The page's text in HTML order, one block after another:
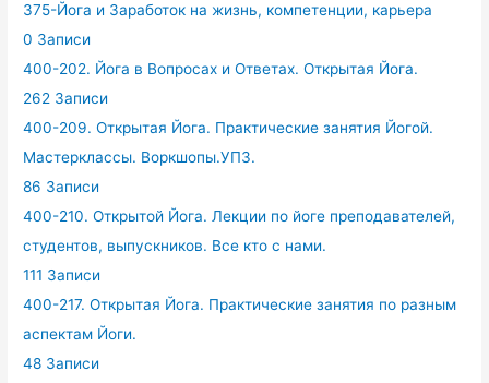
375-Йога и Заработок на жизнь, компетенции, карьера
0 Записи
400-202. Йога в Вопросах и Ответах. Открытая Йога.
262 Записи
400-209. Открытая Йога. Практические занятия Йогой.
Мастерклассы. Воркшопы.УПЗ.
86 Записи
400-210. Открытой Йога. Лекции по йоге преподавателей,
студентов, выпускников. Все кто с нами.
111 Записи
400-217. Открытая Йога. Практические занятия по разным
аспектам Йоги.
48 Записи